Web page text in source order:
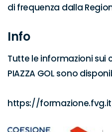
di frequenza dalla
Info
Tutte le informazioni sui
PIAZZA GOL sono
https://